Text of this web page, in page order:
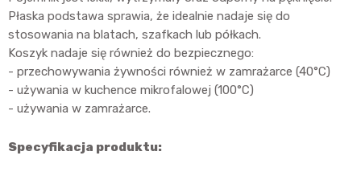
Płaska podstawa sprawia, że idealnie nadaje się do
stosowania na blatach, szafkach lub półkach.
Koszyk nadaje się również do bezpiecznego:
- przechowywania żywności również w zamrażarce (40°C)
- używania w kuchence mikrofalowej (100°C)
- używania w zamrażarce.
Specyfikacja produktu: